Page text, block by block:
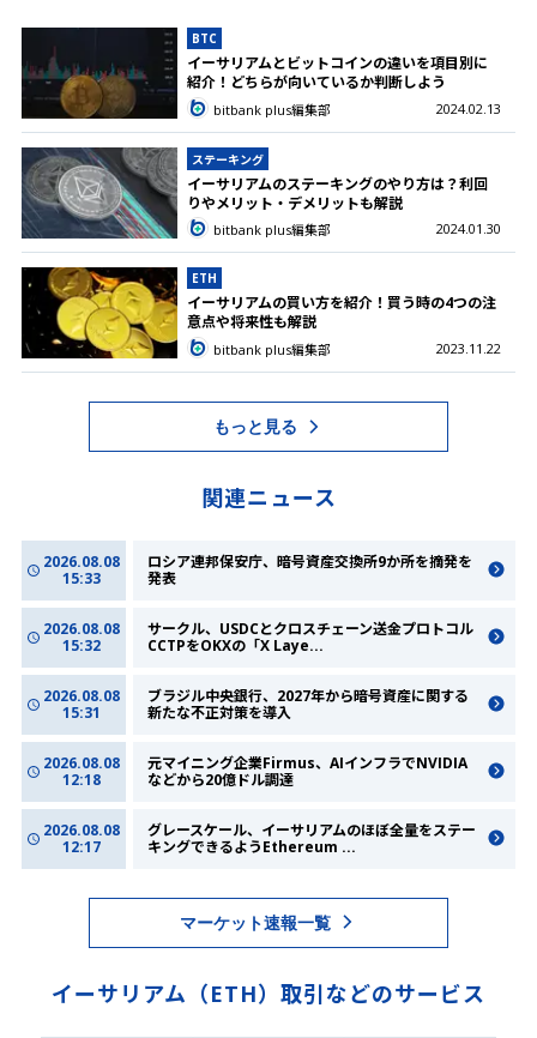
BTC
イーサリアムとビットコインの違いを項目別に
紹介！どちらが向いているか判断しよう
bitbank plus編集部 2024.02.13
ステーキング
イーサリアムのステーキングのやり方は？利回
りやメリット・デメリットも解説
bitbank plus編集部 2024.01.30
ETH
イーサリアムの買い方を紹介！買う時の4つの注
意点や将来性も解説
bitbank plus編集部 2023.11.22
もっと見る
関連ニュース
2026.08.08
15:33
ロシア連邦保安庁、暗号資産交換所9か所を摘発を
発表
2026.08.08
15:32
サークル、USDCとクロスチェーン送金プロトコル
CCTPをOKXの「X Laye...
2026.08.08
15:31
ブラジル中央銀行、2027年から暗号資産に関する
新たな不正対策を導入
2026.08.08
12:18
元マイニング企業Firmus、AIインフラでNVIDIA
などから20億ドル調達
2026.08.08
12:17
グレースケール、イーサリアムのほぼ全量をステー
キングできるようEthereum ...
マーケット速報一覧
イーサリアム （ETH）取引などのサービス